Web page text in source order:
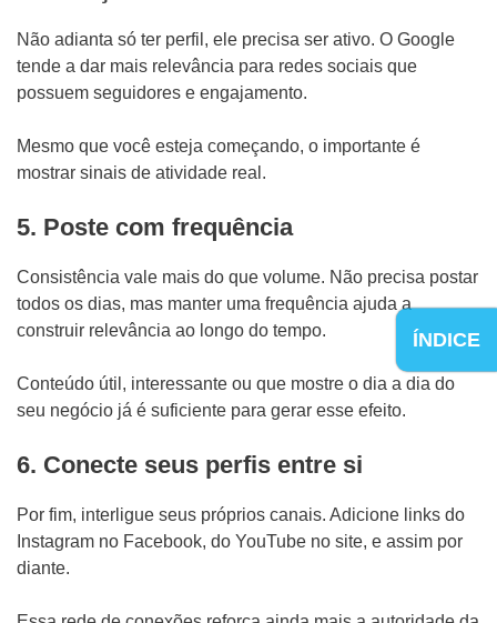
ÍNDICE
Não adianta só ter perfil, ele precisa ser ativo. O Google
tende a dar mais relevância para redes sociais que
possuem seguidores e engajamento.
Mesmo que você esteja começando, o importante é
mostrar sinais de atividade real.
5. Poste com frequência
Consistência vale mais do que volume. Não precisa postar
todos os dias, mas manter uma frequência ajuda a
construir relevância ao longo do tempo.
Conteúdo útil, interessante ou que mostre o dia a dia do
seu negócio já é suficiente para gerar esse efeito.
6. Conecte seus perfis entre si
Por fim, interligue seus próprios canais. Adicione links do
Instagram no Facebook, do YouTube no site, e assim por
diante.